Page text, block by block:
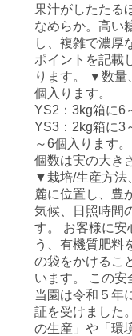
果汁がしたたる
なめらか。高い
し、複雑で濃厚
ポイントを記載
ります。 ▼数量
個 入ります。
YS2：3kg箱に6
YS3：2kg箱に3
～6個 入ります。
個数は実の大き
▼栽培/生産方法
麓に位置し、豊
気候、日照時間
す。 お客様に安
う、有機質肥料
の袋をかけるこ
います。 この安
当園は令和５年
証を受けました
の生産」や「環